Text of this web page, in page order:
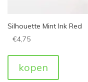
Silhouette Mint Ink Red
€4,75
kopen